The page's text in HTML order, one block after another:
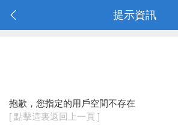
提示資訊
抱歉，您指定的用戶空間不存在
[ 點擊這裏返回上一頁 ]